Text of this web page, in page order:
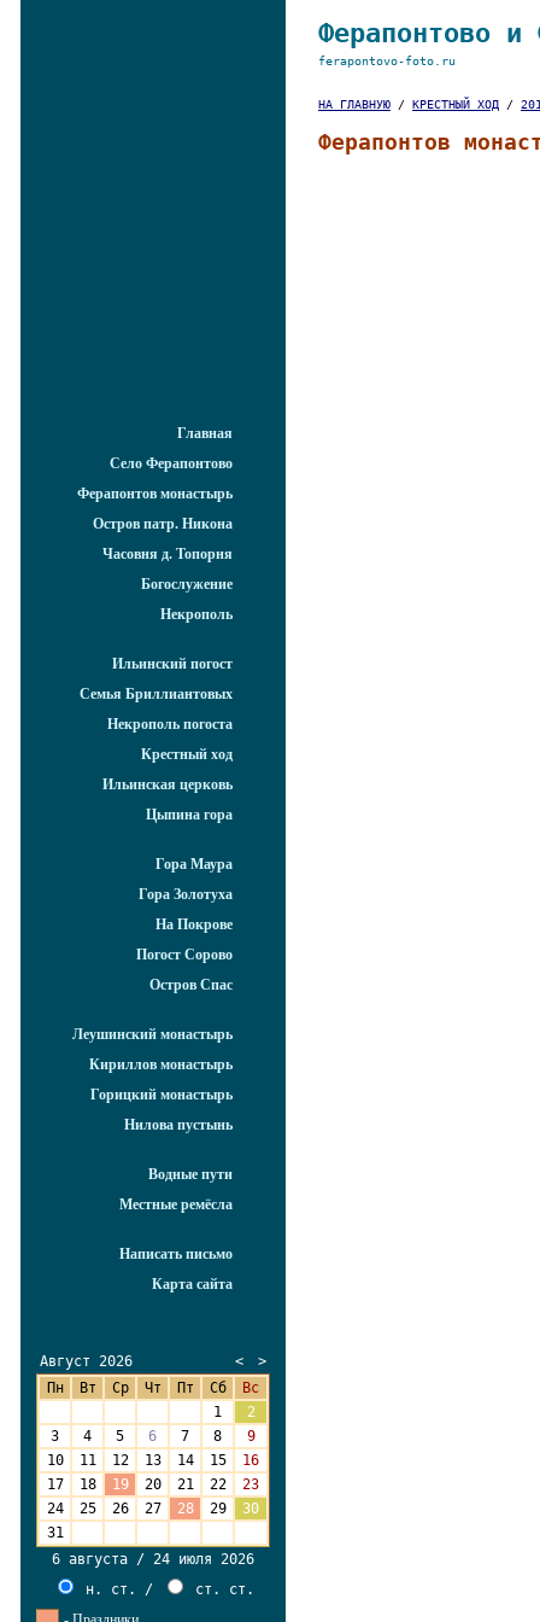
Главная
Село Ферапонтово
Ферапонтов монастырь
Остров патр. Никона
Часовня д. Топорня
Богослужение
Некрополь
Ильинский погост
Семья Бриллиантовых
Некрополь погоста
Крестный ход
Ильинская церковь
Цыпина гора
Гора Маура
Гора Золотуха
На Покрове
Погост Сорово
Остров Спас
Леушинский монастырь
Кириллов монастырь
Горицкий монастырь
Нилова пустынь
Водные пути
Местные ремёсла
Написать письмо
Карта сайта
Август 2026 <
>
Пн
Вт Ср Чт Пт Сб
Вс
1
2
3
4 5 6 7 8
9
10
11 12 13 14 15
16
17
18 19 20 21 22
23
24
25 26 27 28 29
30
31
6 августа / 24 июля 2026
н. ст.
/
ст. ст.
Ферапонтово и
ferapontovo-foto.ru
НА ГЛАВНУЮ / КРЕСТНЫЙ ХОД /
Ферапонтов